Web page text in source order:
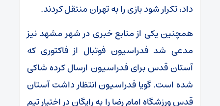
داد، تکرار شود بازی را به تهران منتقل کردند.
همچنین یکی از منابع خبری در شهر مشهد نیز
مدعی شد فدراسیون فوتبال از فاکتوری که
آستان قدس برای فدراسیون ارسال کرده شاکی
شده است. گویا فدراسیون انتظار داشت آستان
قدس ورزشگاه امام رضا را به رایگان در اختیار تیم